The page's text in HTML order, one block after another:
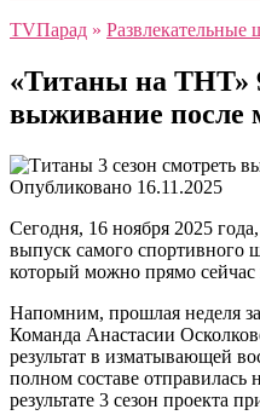
TVПарад » Развлекательные
«Титаны на ТНТ»
выживание после
Опубликовано 16.11.2025
Сегодня, 16 ноября 2025
выпуск самого спортивного
который можно прямо сейчас
Напомним, прошлая неделя
Команда Анастасии
результат в изматывающей
полном составе
результате 3 сезон проекта